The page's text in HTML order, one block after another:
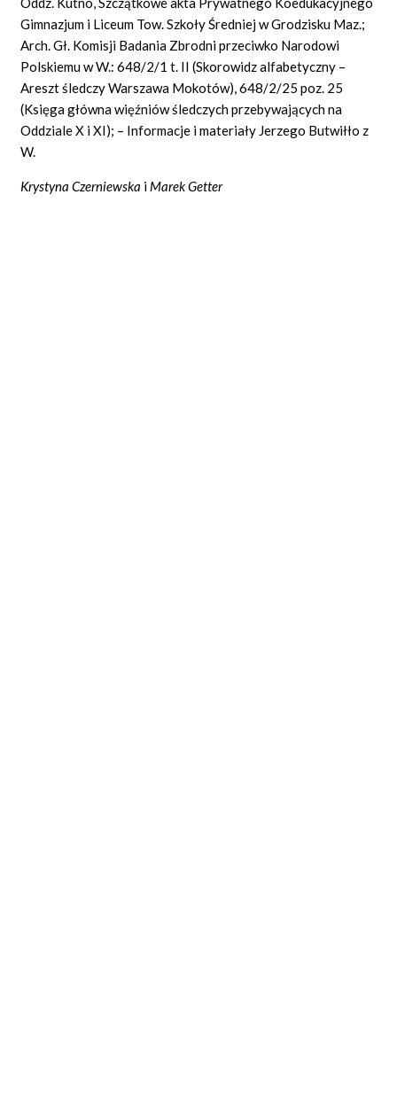
Gimnazjum i Liceum Tow. Szkoły Średniej w Grodzisku Maz.;
Arch. Gł. Komisji Badania Zbrodni przeciwko Narodowi
Polskiemu w W.: 648/2/1 t. II (Skorowidz alfabetyczny –
Areszt śledczy Warszawa Mokotów), 648/2/25 poz. 25
(Księga główna więźniów śledczych przebywających na
Oddziale X i XI); – Informacje i materiały Jerzego Butwiłło z
W.
Krystyna Czerniewska i Marek Getter